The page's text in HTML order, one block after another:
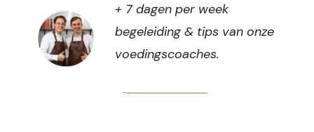
+ 7 dagen per week
begeleiding & tips van onze
voedingscoaches.